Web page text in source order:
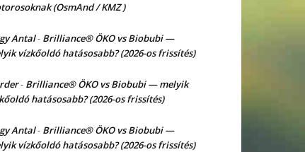
(OsmAnd / KMZ )
Antal- Brilliance® ÖKO vs Biobubi —
vízkőoldó hatásosabb? (2026-os frissítés)
- Brilliance® ÖKO vs Biobubi — melyik
hatásosabb? (2026-os frissítés)
Antal- Brilliance® ÖKO vs Biobubi —
vízkőoldó hatásosabb? (2026-os frissítés)